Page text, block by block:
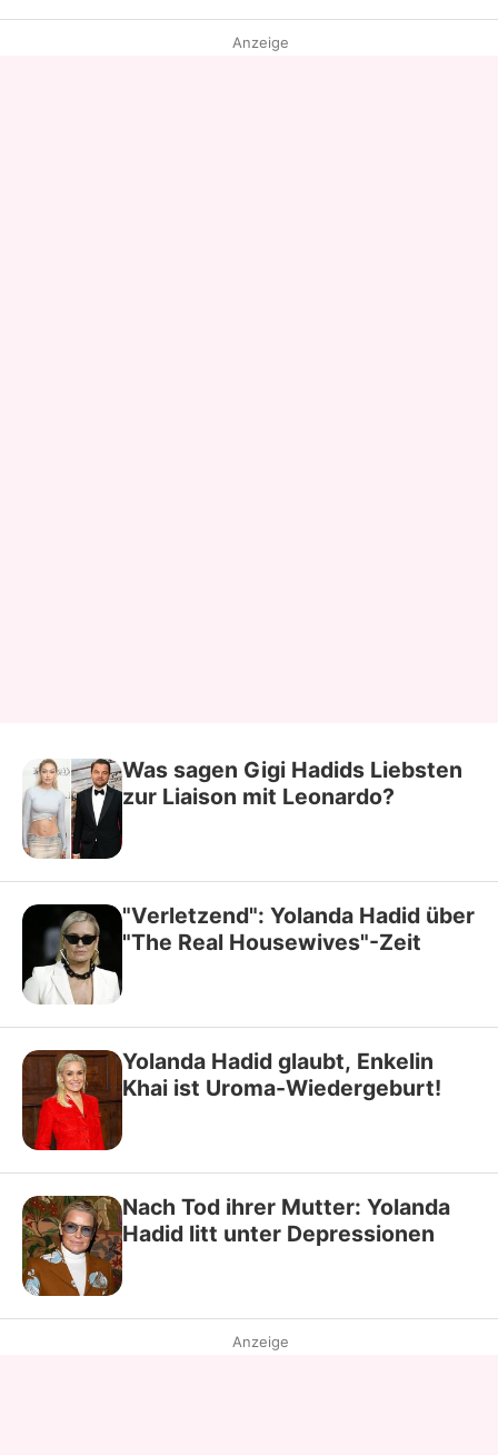
Anzeige
Was sagen Gigi Hadids Liebsten
zur Liaison mit Leonardo?
"Verletzend": Yolanda Hadid über
"The Real Housewives"-Zeit
Yolanda Hadid glaubt, Enkelin
Khai ist Uroma-Wiedergeburt!
Nach Tod ihrer Mutter: Yolanda
Hadid litt unter Depressionen
Anzeige